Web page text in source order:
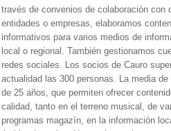
través de convenios de colaboración con
entidades o empresas, elaboramos
informativos para varios medios de
local o regional. También gestionamos
redes sociales. Los socios de Cauro
actualidad las 300 personas. La media de
de 25 años, que permiten ofrecer
calidad, tanto en el terreno musical, de
programas magazín, en la información